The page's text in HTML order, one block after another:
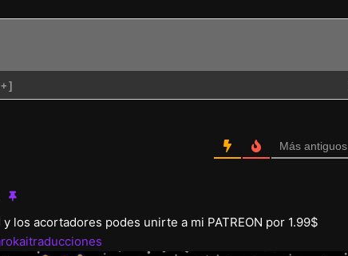
Más antiguos
los acortadores podes unirte a mi PATREON por 1.99$